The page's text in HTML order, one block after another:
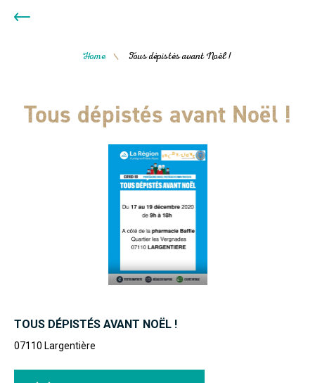
Home / Tous dépistés avant Noël !
Tous dépistés avant Noël !
TOUS DÉPISTÉS AVANT NOËL !
07110 Largentière